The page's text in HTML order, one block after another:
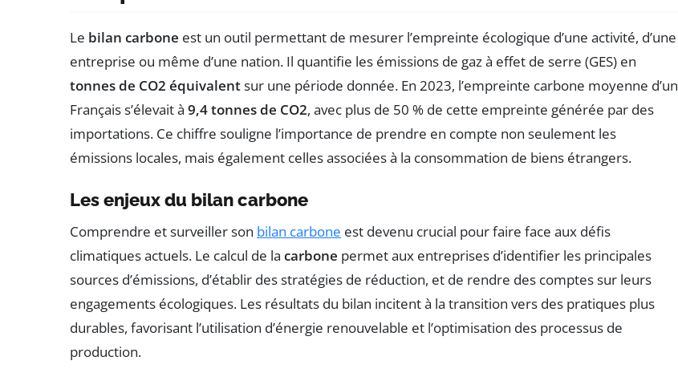
Le bilan carbone est un outil permettant de mesurer l’empreinte écologique d’une activité, d’une
entreprise ou même d’une nation. Il quantifie les émissions de gaz à effet de serre (GES) en
tonnes de CO2 équivalentsur une période donnée. En 2023, l’empreinte carbone moyenne d’un
Français s’élevait à 9,4 tonnes de CO2, avec plus de 50 % de cette empreinte générée par des
importations. Ce chiffre souligne l’importance de prendre en compte non seulement les
émissions locales, mais également celles associées à la consommation de biens étrangers.
Les enjeux du bilan carbone
Comprendre et surveiller son bilan carbone est devenu crucial pour faire face aux défis
climatiques actuels. Le calcul de la carbone permet aux entreprises d’identifier les principales
sources d’émissions, d’établir des stratégies de réduction, et de rendre des comptes sur leurs
engagements écologiques. Les résultats du bilan incitent à la transition vers des pratiques plus
durables, favorisant l’utilisation d’énergie renouvelable et l’optimisation des processus de
production.